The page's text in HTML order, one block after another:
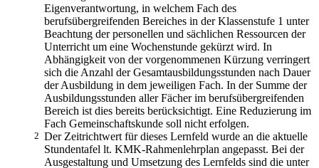
Eigenverantwortung, in welchem Fach des
berufsübergreifenden Bereiches in der Klassenstufe 1 unter
Beachtung der personellen und sächlichen Ressourcen der
Unterricht um eine Wochenstunde gekürzt wird. In
Abhängigkeit von der vorgenommenen Kürzung verringert
sich die Anzahl der Gesamtausbildungsstunden nach Dauer
der Ausbildung in dem jeweiligen Fach. In der Summe der
Ausbildungsstunden aller Fächer im berufsübergreifenden
Bereich ist dies bereits berücksichtigt. Eine Reduzierung im
Fach Gemeinschaftskunde soll nicht erfolgen.
2 Der Zeitrichtwert für dieses Lernfeld wurde an die aktuelle
Stundentafel lt. KMK-Rahmenlehrplan angepasst. Bei der
Ausgestaltung und Umsetzung des Lernfelds sind die unter